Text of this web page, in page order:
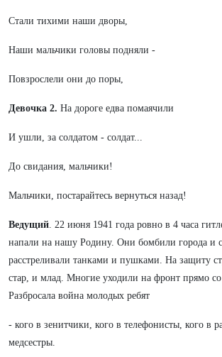
Стали тихими наши дворы,
Наши мальчики головы подняли -
Повзрослели они до поры,
Девочка 2. На дороге едва помаячили
И ушли, за солдатом - солдат...
До свидания, мальчики!
Мальчики, постарайтесь вернуться назад!
Ведущий. 22 июня 1941 года ровно в 4 часа
напали на нашу Родину. Они бомбили города и
расстреливали танками и пушками. На защиту
стар, и млад. Многие уходили на фронт прямо
Разбросала война молодых ребят
- кого в зенитчики, кого в телефонисты, кого в
медсестры.